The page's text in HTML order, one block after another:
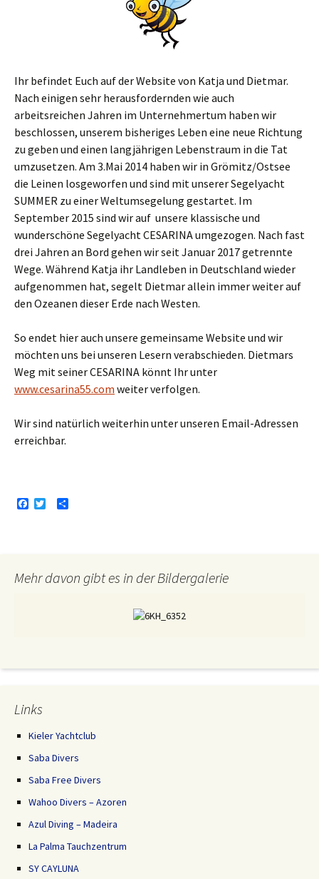
Ihr befindet Euch auf der Website von Katja und Dietmar.
Nach einigen sehr herausfordernden wie auch
arbeitsreichen Jahren im Unternehmertum haben wir
beschlossen, unserem bisheriges Leben eine neue Richtung
zu geben und einen langjährigen Lebenstraum in die Tat
umzusetzen. Am 3.Mai 2014 haben wir in Grömitz/Ostsee
die Leinen losgeworfen und sind mit unserer Segelyacht
SUMMER zu einer Weltumsegelung gestartet. Im
September 2015 sind wir auf unsere klassische und
wunderschöne Segelyacht CESARINA umgezogen. Nach fast
drei Jahren an Bord gehen wir seit Januar 2017 getrennte
Wege. Während Katja ihr Landleben in Deutschland wieder
aufgenommen hat, segelt Dietmar allein immer weiter auf
den Ozeanen dieser Erde nach Westen.
So endet hier auch unsere gemeinsame Website und wir
möchten uns bei unseren Lesern verabschieden. Dietmars
Weg mit seiner CESARINA könnt Ihr unter
www.cesarina55.com weiter verfolgen.
Wir sind natürlich weiterhin unter unseren Email-Adressen
erreichbar.
o
k
r
Mehr davon gibt es in der Bildergalerie
Links
Kieler Yachtclub
Saba Divers
Saba Free Divers
Wahoo Divers – Azoren
Azul Diving – Madeira
La Palma Tauchzentrum
SY CAYLUNA